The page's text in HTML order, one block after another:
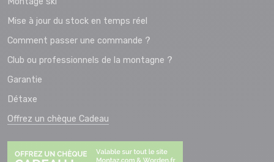
Mise à jour du stock en temps réel
Comment passer une commande ?
Club ou professionnels de la montagne ?
Garantie
Détaxe
Offrez un chèque Cadeau